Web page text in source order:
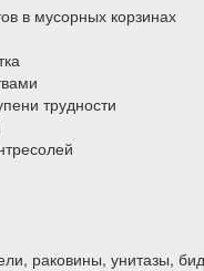
в мусорных корзинах
трудности
раковины, унитазы,